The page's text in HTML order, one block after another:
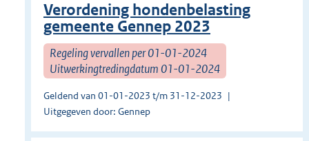
Verordening hondenbelasting
gemeente Gennep 2023
Regeling vervallen per 01-01-2024
Uitwerkingtredingdatum 01-01-2024
Geldend van 01-01-2023 t/m 31-12-2023
Uitgegeven door: Gennep